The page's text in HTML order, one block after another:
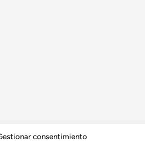
consentimiento